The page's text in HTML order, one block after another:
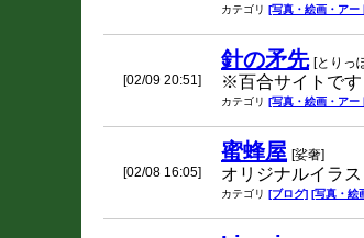
カテゴリ [写真・絵画・アー
[02/09 20:51]
針の矛先 [とりっ
※百合サイトです
カテゴリ [写真・絵画・アー
[02/08 16:05]
蜜蜂屋 [娑奢]
オリジナルイラ
カテゴリ [ブログ] [写真・絵